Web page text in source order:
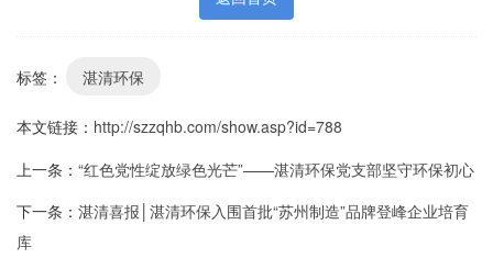
标签： 湛清环保
本文链接： http://szzqhb.com/show.asp?id=788
上一条： “红色党性绽放绿色光芒”——湛清环保党支部坚守环保初心
下一条： 湛清喜报│湛清环保入围首批“苏州制造”品牌登峰企业培育
库